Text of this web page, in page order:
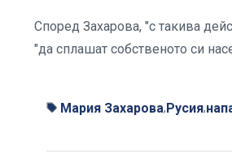
Според Захарова, "с такива
"да сплашат собственото си
Мария Захарова,Русия,